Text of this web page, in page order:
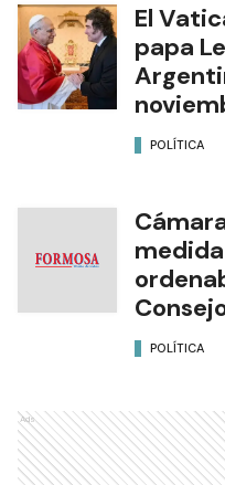
El
papa
POLÍTICA
POLÍTICA
Ads